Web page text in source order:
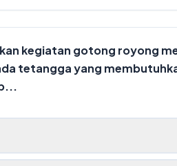
kegiatan gotong royong
tetangga yang